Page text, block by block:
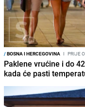
/BOSNA I HERCEGOVINA I PRIJE
Paklene vrućine i do
kada će pasti